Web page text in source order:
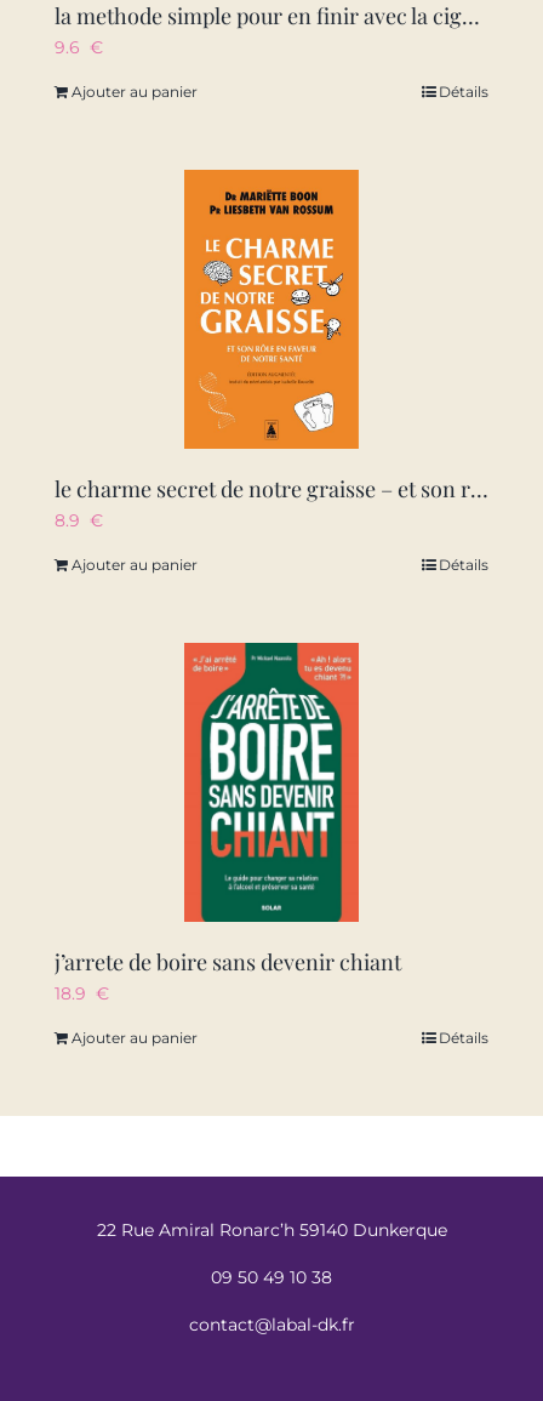
la methode simple pour en finir avec la cigarette
9.6 €
Ajouter au panier Détails
le charme secret de notre graisse – et son role en faveur de notre sante – illustrations, noir et bl
8.9 €
Ajouter au panier Détails
j’arrete de boire sans devenir chiant
18.9 €
Ajouter au panier Détails
22 Rue Amiral Ronarc’h 59140 Dunkerque
09 50 49 10 38
contact@labal-dk.fr